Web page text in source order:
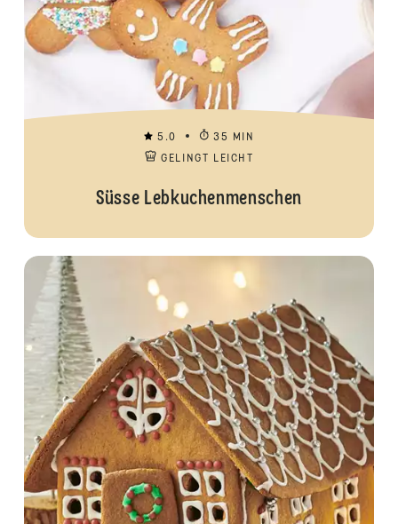
5.0
35 MIN
GELINGT LEICHT
Süsse Lebkuchenmenschen